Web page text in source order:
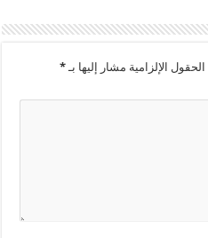
الحقول الإلزامية مشار إليها بـ*